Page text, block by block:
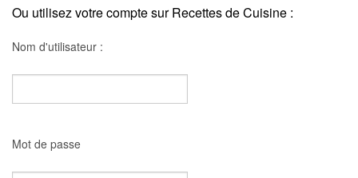
Ou utilisez votre compte sur Recettes de Cuisine :
Nom d'utilisateur :
Mot de passe